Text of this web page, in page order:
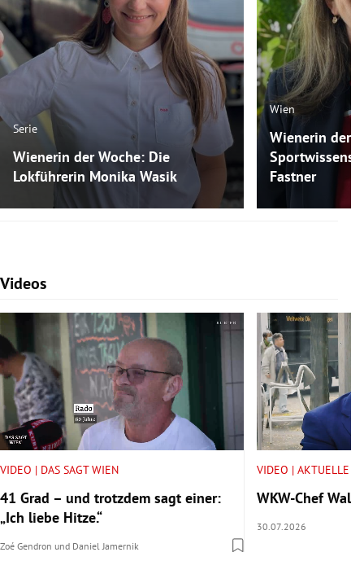
Serie
Wienerin der Woche: Die
Lokführerin Monika Wasik
Wien
Wienerin der
Fastner
Videos
Slide 1 von 7
VIDEO | DAS SAGT WIEN
41 Grad – und trotzdem sagt einer:
„Ich liebe Hitze.“
Zoé Gendron und Daniel Jamernik
VIDEO | AKTUELLE
WKW-Chef
30.07.2026